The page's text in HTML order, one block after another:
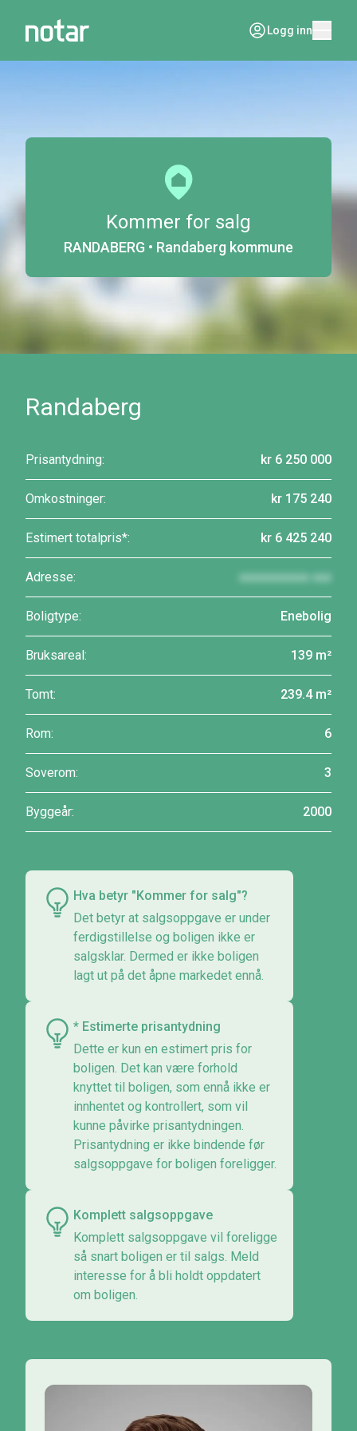
Logg inn
Kommer for salg
RANDABERG • Randaberg kommune
Randaberg
Prisantydning: kr 6 250 000
Omkostninger: kr 175 240
Estimert totalpris*: kr 6 425 240
Adresse: xxxxxxxxxxx xxx
Boligtype: Enebolig
Bruksareal: 139 m²
Tomt: 239.4 m²
Rom: 6
Soverom: 3
Byggeår: 2000
Hva betyr "Kommer for salg"?
Det betyr at salgsoppgave er under
ferdigstillelse og boligen ikke er
salgsklar. Dermed er ikke boligen
lagt ut på det åpne markedet ennå.
* Estimerte prisantydning
Dette er kun en estimert pris for
boligen. Det kan være forhold
knyttet til boligen, som ennå ikke er
innhentet og kontrollert, som vil
kunne påvirke prisantydningen.
Prisantydning er ikke bindende før
salgsoppgave for boligen foreligger.
Komplett salgsoppgave
Komplett salgsoppgave vil foreligge
så snart boligen er til salgs. Meld
interesse for å bli holdt oppdatert
om boligen.